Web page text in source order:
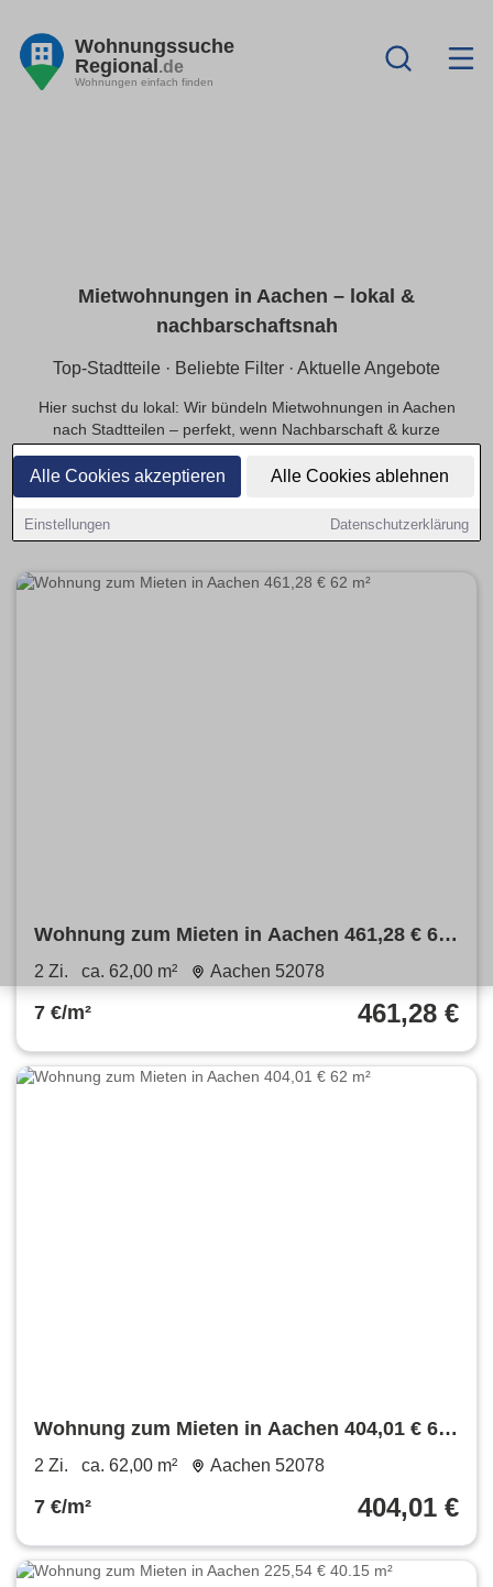
Alle Cookies akzeptieren Alle Cookies ablehnen
Einstellungen Datenschutzerklärung
Wohnungssuche
Regional.de
Wohnungen einfach finden
Mietwohnungen in Aachen – lokal &
nachbarschaftsnah
Top-Stadtteile · Beliebte Filter · Aktuelle Angebote
Hier suchst du lokal: Wir bündeln Mietwohnungen in Aachen
nach Stadtteilen – perfekt, wenn Nachbarschaft & kurze
Balkon, Haustiere, WG, barrierefrei) und sieh dir schnell
verfügbare Angebote je Viertel an. Kurze Steckbriefe zu
beliebten Stadtteilen helfen bei der Entscheidung.
Wohnung zum Mieten in Aachen 461,28 € 62
m²
2 Zi. ca. 62,00 m² Aachen 52078
7 €/m² 461,28 €
Wohnung zum Mieten in Aachen 404,01 € 62
m²
2 Zi. ca. 62,00 m² Aachen 52078
7 €/m² 404,01 €